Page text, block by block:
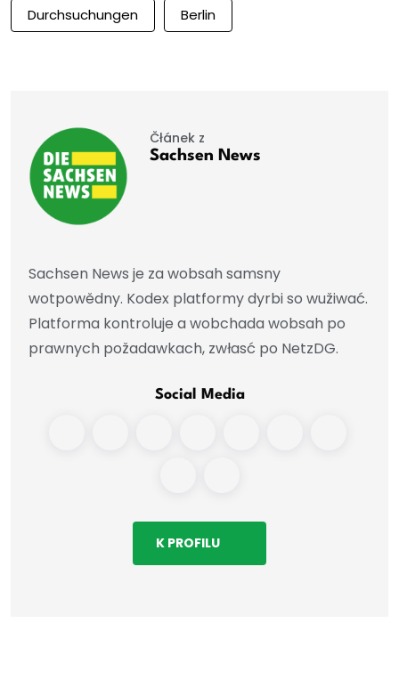
Durchsuchungen Berlin
Čłánek z
Sachsen News
Sachsen News je za wobsah samsny
wotpowědny. Kodex platformy dyrbi so wužiwać.
Platforma kontroluje a wobchada wobsah po
prawnych požadawkach, zwłasć po NetzDG.
Social Media
K PROFILU